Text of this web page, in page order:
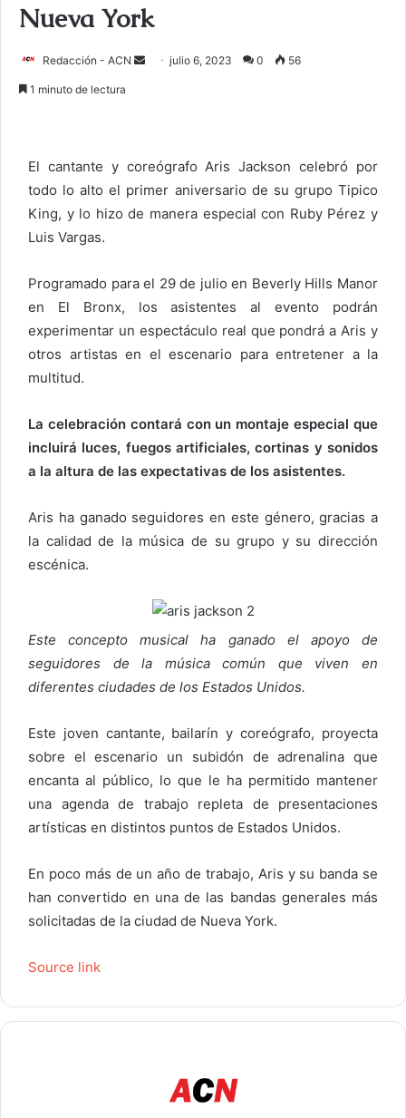
Nueva York
Redacción - ACN
r
u
n
r
c
t
r
n
i
julio 6, 2023 0 56
1 minuto de lectura
El cantante y coreógrafo Aris Jackson celebró por
todo lo alto el primer aniversario de su grupo Tipico
King, y lo hizo de manera especial con Ruby Pérez y
Luis Vargas.
Programado para el 29 de julio en Beverly Hills Manor
en El Bronx, los asistentes al evento podrán
experimentar un espectáculo real que pondrá a Aris y
otros artistas en el escenario para entretener a la
multitud.
La celebración contará con un montaje especial que
incluirá luces, fuegos artificiales, cortinas y sonidos
a la altura de las expectativas de los asistentes.
Aris ha ganado seguidores en este género, gracias a
la calidad de la música de su grupo y su dirección
escénica.
Este concepto musical ha ganado el apoyo de
seguidores de la música común que viven en
diferentes ciudades de los Estados Unidos.
Este joven cantante, bailarín y coreógrafo, proyecta
sobre el escenario un subidón de adrenalina que
encanta al público, lo que le ha permitido mantener
una agenda de trabajo repleta de presentaciones
artísticas en distintos puntos de Estados Unidos.
En poco más de un año de trabajo, Aris y su banda se
han convertido en una de las bandas generales más
solicitadas de la ciudad de Nueva York.
Source link